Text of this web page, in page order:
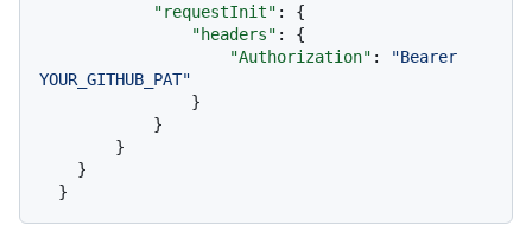
"requestInit" :
{
"headers" :
{
"Authorization" :
"Bearer
YOUR_GITHUB_PAT"
}
}
}
}
}